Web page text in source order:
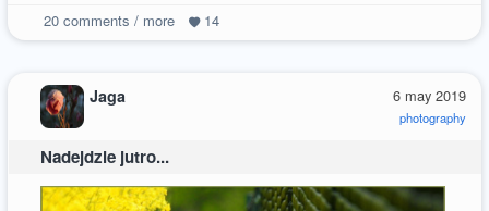
20comments / more 14
6 may 2019
photography
Jaga
Nadejdzie jutro...